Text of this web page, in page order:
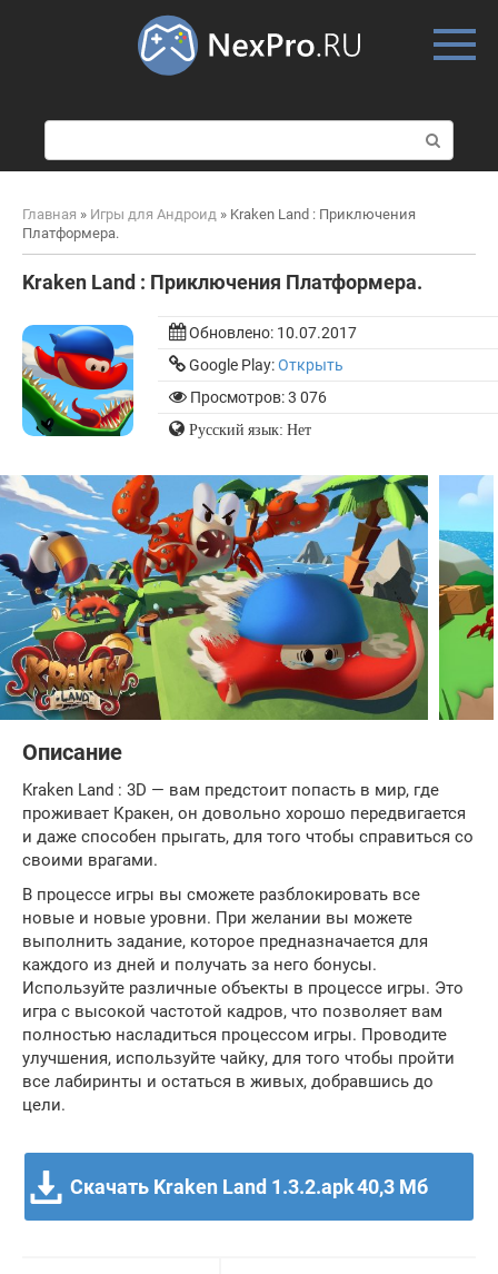
о
и
к
Главная » Игры для Андроид » Kraken Land : Приключения
Платформера.
Kraken Land : Приключения Платформера.
Обновлено: 10.07.2017
Google Play:Открыть
Просмотров: 3 076
Русский язык: Нет
Описание
Kraken Land : 3D — вам предстоит попасть в мир, где
проживает Кракен, он довольно хорошо передвигается
и даже способен прыгать, для того чтобы справиться со
своими врагами.
В процессе игры вы сможете разблокировать все
новые и новые уровни. При желании вы можете
выполнить задание, которое предназначается для
каждого из дней и получать за него бонусы.
Используйте различные объекты в процессе игры. Это
игра с высокой частотой кадров, что позволяет вам
полностью насладиться процессом игры. Проводите
улучшения, используйте чайку, для того чтобы пройти
все лабиринты и остаться в живых, добравшись до
цели.
Скачать Kraken Land 1.3.2.apk40,3 Мб